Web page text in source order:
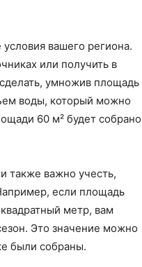
вашего региона.
или получить в
умножив площадь
воды, который можно
60 м² будет собрано
также важно учесть,
если площадь
метр, вам
Это значение можно
были собраны.